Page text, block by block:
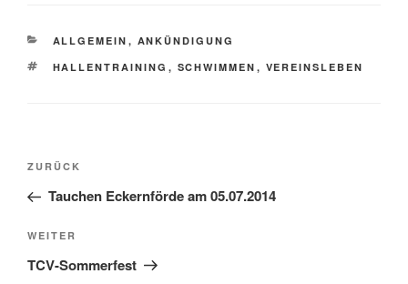
KATEGORIEN
ALLGEMEIN , ANKÜNDIGUNG
SCHLAGWÖRTER
HALLENTRAINING , SCHWIMMEN , VEREINSLEBEN
Beitragsnavigation
Vorheriger
Beitrag
ZURÜCK
Tauchen Eckernförde am 05.07.2014
Nächster
Beitrag
WEITER
TCV-Sommerfest